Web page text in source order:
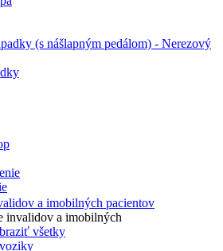
a imobilných pacientov
invalidov a imobilných
všetky